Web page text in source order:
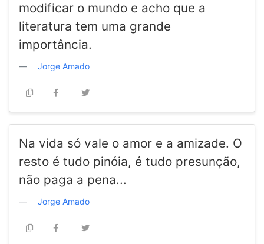
modificar o mundo e acho que a
literatura tem uma grande
importância.
Jorge Amado
Na vida só vale o amor e a amizade. O
resto é tudo pinóia, é tudo presunção,
não paga a pena...
Jorge Amado